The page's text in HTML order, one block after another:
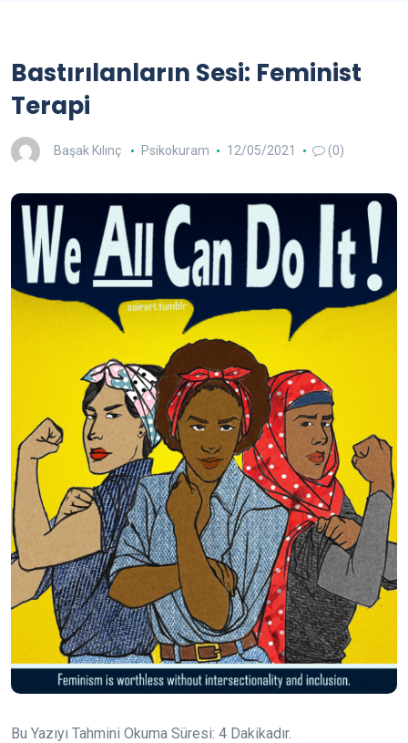
Bastırılanların Sesi: Feminist
Terapi
Başak Kılınç Psikokuram 12/05/2021 (0)
Bu Yazıyı Tahmini Okuma Süresi: 4 Dakikadır.